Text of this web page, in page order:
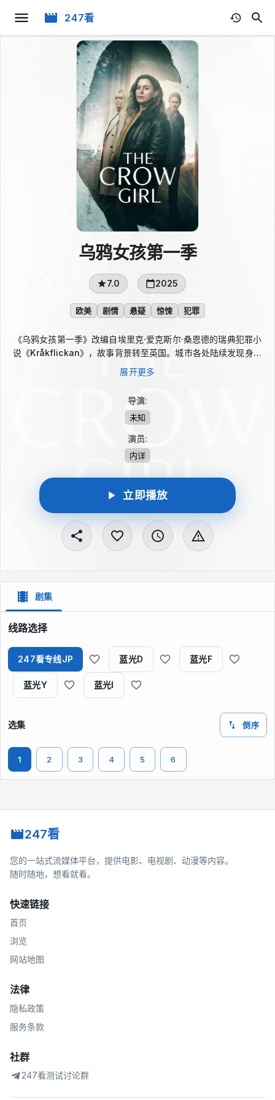
247看
乌鸦女孩第一季
7.0 2025
欧美 剧情 悬疑 惊悚 犯罪
《乌鸦女孩第一季》改编自埃里克·爱克斯尔·桑恩德的瑞典犯罪小
说《Kråkflickan》，故事背景转至英国。城市各处陆续发现身份
不明的年轻男子尸体，他们遭殴打且体内含有利多卡因。DCI珍妮
特·基尔伯恩与搭档DI Lou Stanley追查凶手，在证据匮乏的压力
新的视角揭开历史性虐待与警察腐败交织的危险网络，凶手也逐步
逼近。
展开更多
导演:
未知
演员:
内详
立即播放
剧集
线路选择
247看专线JP 蓝光D 蓝光F
蓝光Y 蓝光I
选集 倒序
1 2 3 4 5 6
247看
您的一站式流媒体平台，提供电影、电视剧、动漫等内容。
随时随地，想看就看。
快速链接
首页
浏览
网站地图
法律
隐私政策
服务条款
社群
247看测试讨论群